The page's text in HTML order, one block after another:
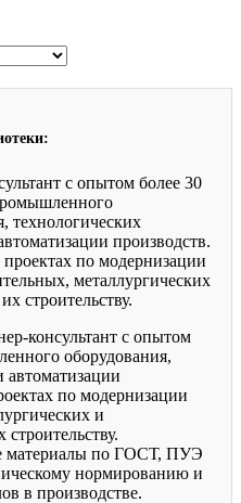
с опытом более 30
технологических
производств.
проектах по модернизации
металлургических
строительству.
консультант с опытом
оборудования,
автоматизации
по модернизации
и
материалы по ГОСТ, ПУЭ
нормированию и
в производстве.